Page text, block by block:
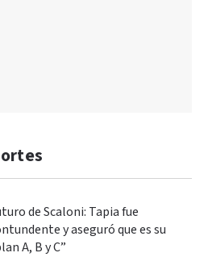
de Scaloni: Tapia fue
y aseguró que es su
A, B y C”